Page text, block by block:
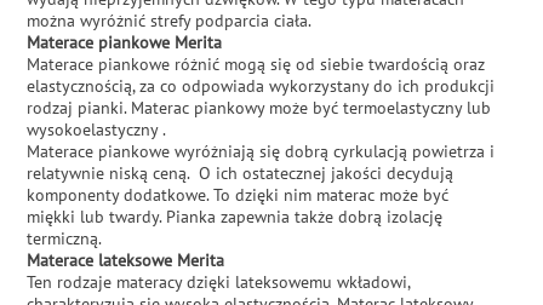
można wyróżnić strefy podparcia ciała.
Materace piankowe Merita
Materace piankowe różnić mogą się od siebie twardością oraz
elastycznością, za co odpowiada wykorzystany do ich produkcji
rodzaj pianki. Materac piankowy może być termoelastyczny lub
wysokoelastyczny .
Materace piankowe wyróżniają się dobrą cyrkulacją powietrza i
relatywnie niską ceną. O ich ostatecznej jakości decydują
komponenty dodatkowe. To dzięki nim materac może być
miękki lub twardy. Pianka zapewnia także dobrą izolację
termiczną.
Materace lateksowe Merita
Ten rodzaje materacy dzięki lateksowemu wkładowi,